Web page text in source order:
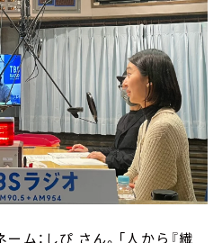
ム：しぴ さん。「人から『繊